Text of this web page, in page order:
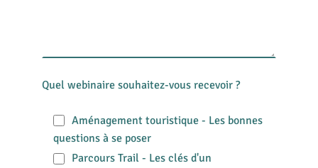
Quel webinaire souhaitez-vous recevoir ?
Aménagement touristique - Les bonnes
questions à se poser
Parcours Trail - Les clés d'un